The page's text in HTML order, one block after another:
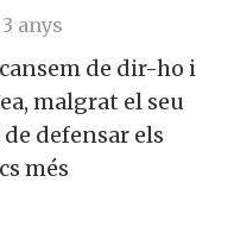
anys
de dir-ho i
malgrat el seu
defensar els
més